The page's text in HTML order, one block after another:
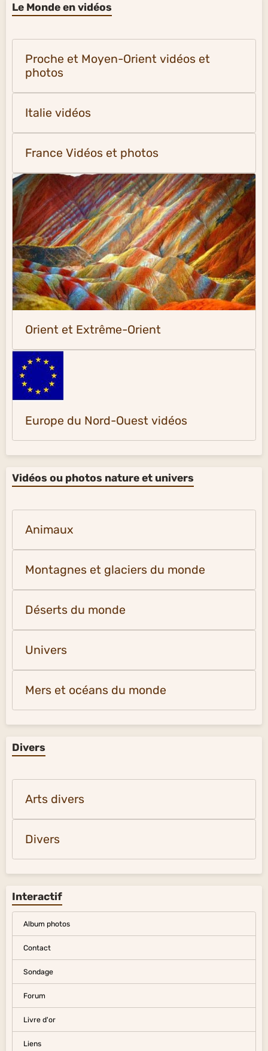
Le Monde en vidéos
Proche et Moyen-Orient vidéos et
photos
Italie vidéos
France Vidéos et photos
Orient et Extrême-Orient
Europe du Nord-Ouest vidéos
Vidéos ou photos nature et univers
Animaux
Montagnes et glaciers du monde
Déserts du monde
Univers
Mers et océans du monde
Divers
Arts divers
Divers
Interactif
Album photos
Contact
Sondage
Forum
Livre d'or
Liens